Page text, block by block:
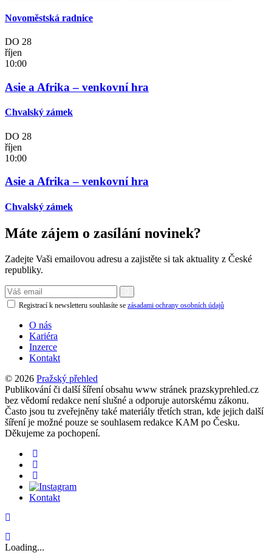
Novoměstská radnice
DO 28
říjen
10:00
Asie a Afrika – venkovní hra
Chvalský zámek
DO 28
říjen
10:00
Asie a Afrika – venkovní hra
Chvalský zámek
Máte zájem o zasílání novinek?
Zadejte Vaši emailovou adresu a zajistěte si tak aktuality z České
republiky.
Registrací k newsletteru souhlasíte se zásadami ochrany osobních údajů
O nás
Kariéra
Inzerce
Kontakt
© 2026 Pražský přehled
Publikování či další šíření obsahu www stránek prazskyprehled.cz
bez vědomí redakce není slušné a odporuje autorskému zákonu.
Často jsou tu zveřejněny také materiály třetích stran, kde jejich další
šíření je možné pouze se souhlasem redakce KAM po Česku.
Děkujeme za pochopení.
Kontakt
Loading...